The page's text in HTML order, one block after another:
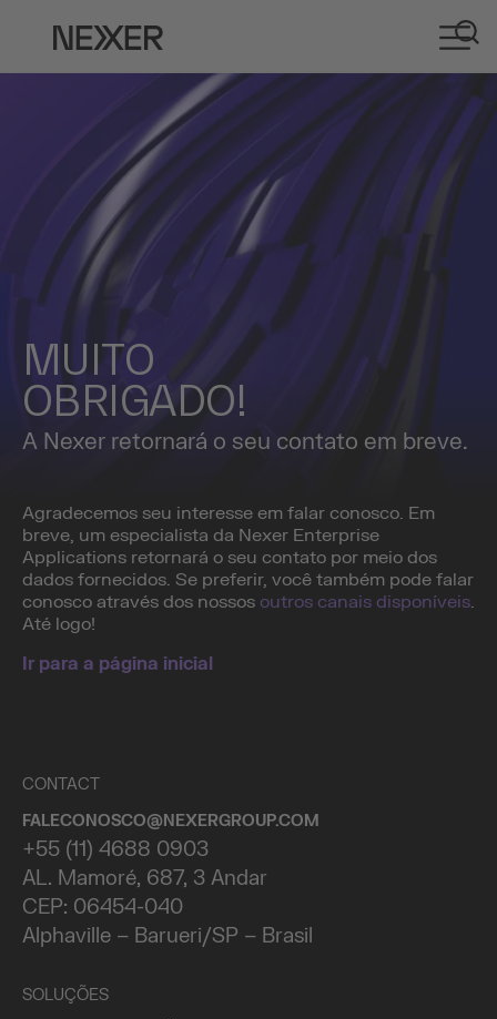
MUITO
OBRIGADO!
A Nexer retornará o seu contato em breve.
Agradecemos seu interesse em falar conosco. Em
breve, um especialista da Nexer Enterprise
Applications retornará o seu contato por meio dos
dados fornecidos. Se preferir, você também pode falar
conosco através dos nossos outros canais disponíveis.
Até logo!
Ir para a página inicial
CONTACT
FALECONOSCO@NEXERGROUP.COM
+55 (11) 4688 0903
AL. Mamoré, 687, 3 Andar
CEP: 06454-040
Alphaville – Barueri/SP – Brasil
SOLUÇÕES